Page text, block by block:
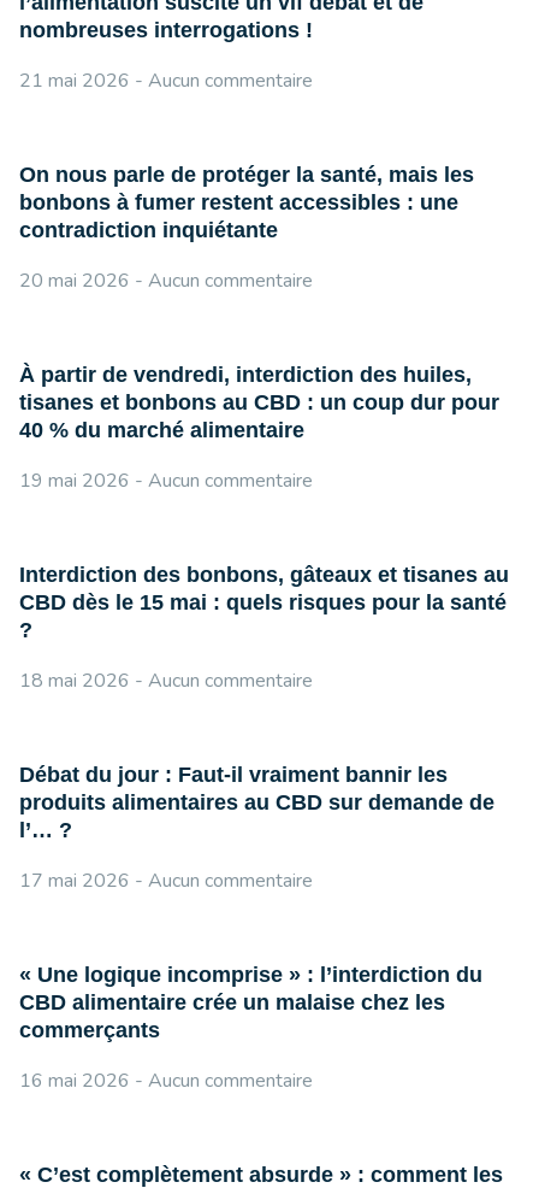
nombreuses interrogations !
21 mai 2026 Aucun commentaire
On nous parle de protéger la santé, mais les
bonbons à fumer restent accessibles : une
contradiction inquiétante
20 mai 2026 Aucun commentaire
À partir de vendredi, interdiction des huiles,
tisanes et bonbons au CBD : un coup dur pour
40 % du marché alimentaire
19 mai 2026 Aucun commentaire
Interdiction des bonbons, gâteaux et tisanes au
CBD dès le 15 mai : quels risques pour la santé
?
18 mai 2026 Aucun commentaire
Débat du jour : Faut-il vraiment bannir les
produits alimentaires au CBD sur demande de
l’… ?
17 mai 2026 Aucun commentaire
« Une logique incomprise » : l’interdiction du
CBD alimentaire crée un malaise chez les
commerçants
16 mai 2026 Aucun commentaire
« C’est complètement absurde » : comment les